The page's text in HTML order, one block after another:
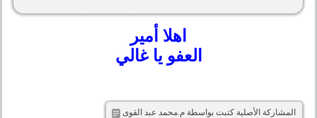
اهلا أمير
العفو يا غالي
المشاركة الأصلية كتبت بواسطة م.محمد عبد القوى